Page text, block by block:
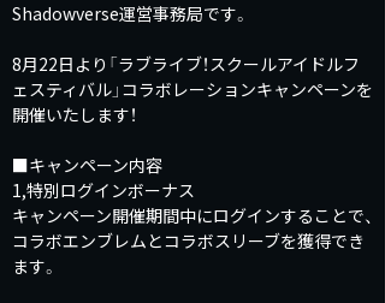
Shadowverse運営事務局です。
8月22日より「ラブライブ！スクールアイドルフ
ェスティバル」コラボレーションキャンペーンを
開催いたします！
■キャンペーン内容
1,特別ログインボーナス
キャンペーン開催期間中にログインすることで、
コラボエンブレムとコラボスリーブを獲得でき
ます。